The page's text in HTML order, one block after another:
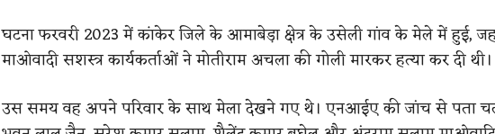
घटना फरवरी 2023 में कांकेर जिले के आमाबेड़ा क्षेत्र के उसेली गांव के मेले में हुई,
माओवादी सशस्त्र कार्यकर्ताओं ने मोतीराम अचला की गोली मारकर हत्या कर दी थी।
उस समय वह अपने परिवार के साथ मेला देखने गए थे। एनआईए की जांच से पता